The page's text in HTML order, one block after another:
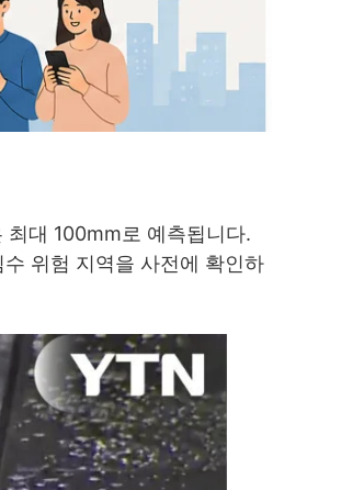
대 100mm로 예측됩니다.
위험 지역을 사전에 확인하